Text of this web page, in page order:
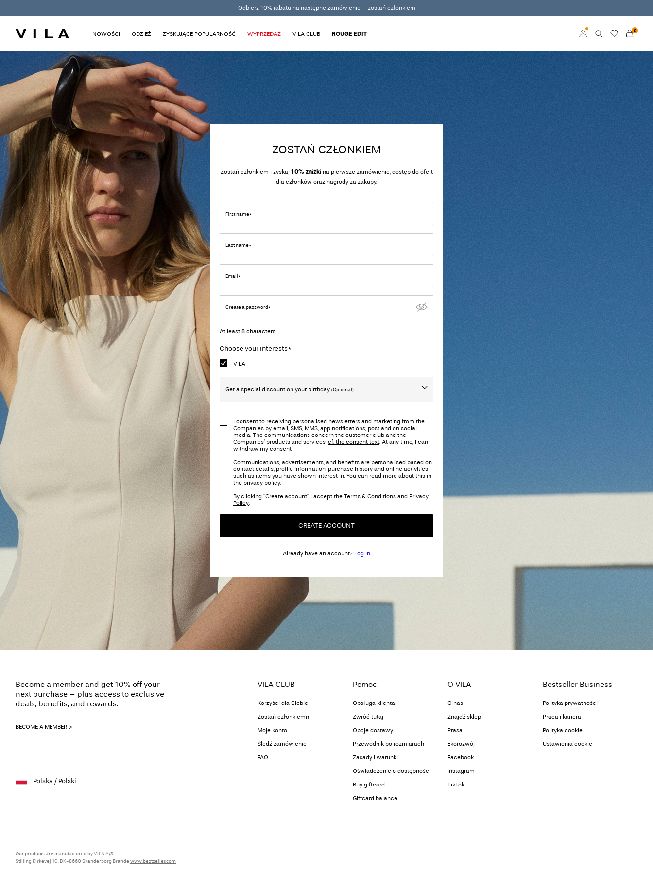
Odbierz 10% rabatu na następne zamówienie – zostań członkiem
Log in
Become a member
Learn more about VILA
0
NOWOŚCI ODZIEŻ ZYSKUJĄCE POPULARNOŚĆ WYPRZEDAŻ VILA CLUB ROUGE EDIT
ZOSTAŃ CZŁONKIEM
Zostań członkiem i zyskaj 10% zniżkina pierwsze zamówienie, dostęp do ofert
dla członków oraz nagrody za zakupy.
First name*
Last name*
Email*
Create a password*
At least 8 characters
Choose your interests*
VILA
Get a special discount on your birthday (Optional)
Birthday
I consent to receiving personalised newsletters and marketing from the
Companies by email, SMS, MMS, app notifications, post and on social
media. The communications concern the customer club and the
Companies’ products and services, cf. the consent text. At any time, I can
withdraw my consent.
Communications, advertisements, and benefits are personalised based on
contact details, profile information, purchase history and online activities
such as items you have shown interest in. You can read more about this in
the privacy policy.
By clicking “Create account” I accept the Terms & Conditions and Privacy
Policy.
CREATE ACCOUNT
Already have an account? Log in
Become a member and get 10% off your
next purchase – plus access to exclusive
deals, benefits, and rewards.
BECOME A MEMBER
VILA CLUB
Korzyści dla Ciebie
Zostań członkiemn
Moje konto
Śledź zamówienie
FAQ
Pomoc
Obsługa klienta
Zwróć tutaj
Opcje dostawy
Przewodnik po rozmiarach
Zasady i warunki
Oświadczenie o dostępności
Buy giftcard
Giftcard balance
O VILA
O nas
Znajdź sklep
Prasa
Ekorozwój
Facebook
Instagram
TikTok
Bestseller Business
Polityka prywatności
Praca i kariera
Polityka cookie
Ustawienia cookie
Polska / Polski
Our products are manufactured by VILA A/S
Stilling Kirkevej 10, DK-8660 Skanderborg Brande www.bestseller.com